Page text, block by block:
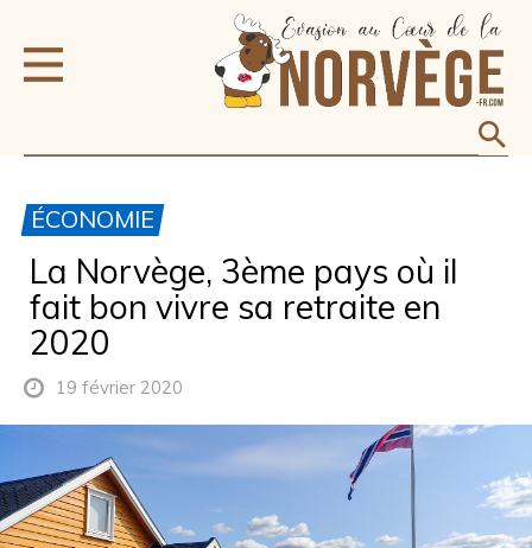
ÉCONOMIE
La Norvège, 3ème pays où il
fait bon vivre sa retraite en
2020
19 février 2020